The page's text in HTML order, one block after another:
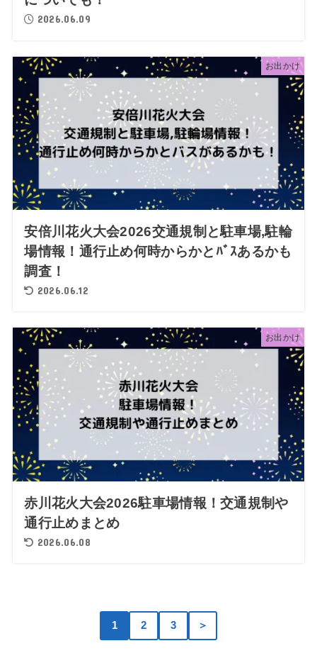
2026.06.09
お出かけ
安倍川花火大会2026交通規制と駐車場,駐輪
場情報！通行止め何時からかとﾊﾞｽあるかも
調査！
2026.06.12
お出かけ
赤川花火大会2026駐車場情報！交通規制や
通行止めまとめ
2026.06.08
1 2 3 ＞